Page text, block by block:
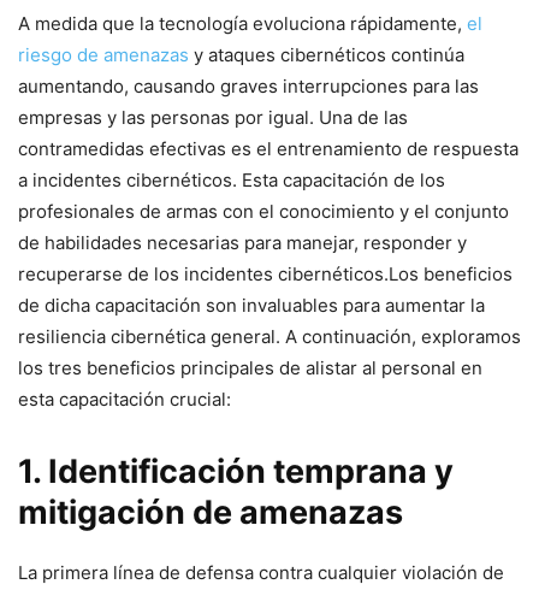
A medida​ que la tecnología evoluciona rápidamente, el
riesgo de amenazas ⁣ y ataques cibernéticos continúa
aumentando, causando graves interrupciones para las
empresas y las personas por igual. ​Una de las
contramedidas efectivas es ‍el entrenamiento de respuesta
a incidentes cibernéticos. Esta‍ capacitación de los
profesionales de armas con el conocimiento y el‍ conjunto
de habilidades necesarias⁢ para manejar, responder y
recuperarse de los incidentes cibernéticos.Los beneficios
de dicha capacitación son invaluables para aumentar la
resiliencia cibernética general. A continuación, ⁢exploramos
​los tres beneficios principales de alistar al personal en
esta capacitación crucial:
1. Identificación temprana y
mitigación de⁤ amenazas
La primera línea de defensa contra ⁢cualquier violación de